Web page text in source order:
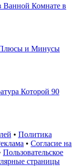
Ванной Комнате в
Плюсы и Минусы
Которой 90
• Политика
• Согласие на
Пользовательское
страницы